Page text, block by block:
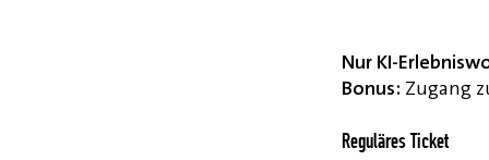
Nur KI-
Bonus: Zugang
Reguläres Ticket